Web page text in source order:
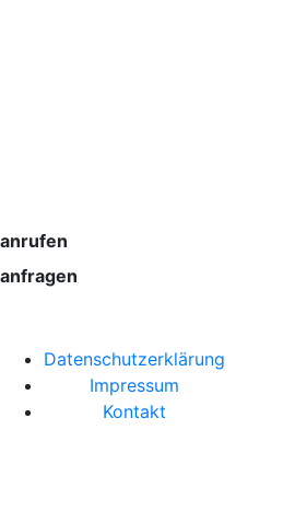
anrufen
anfragen
Datenschutzerklärung
Impressum
Kontakt